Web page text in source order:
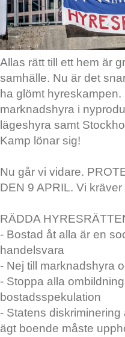
Allas rätt till ett hem är
samhälle. Nu är det
ha glömt
marknadshyra i
lägeshyra samt
Kamp lönar sig!
Nu går vi vidare.
DEN 9 APRIL. Vi
RÄDDA
- Bostad åt alla är en
handelsvara
- Nej till marknadshyra
- Stoppa alla
bostadsspekulation
- Statens diskriminering
ägt boende måste